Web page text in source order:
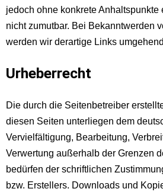
jedoch ohne konkrete Anhaltspunkte
nicht zumutbar. Bei Bekanntwerden
werden wir derartige Links
Urheberrecht
Die durch die Seitenbetreiber
diesen Seiten unterliegen dem
Vervielfältigung, Bearbeitung,
Verwertung außerhalb der Grenzen
bedürfen der schriftlichen
bzw. Erstellers. Downloads und